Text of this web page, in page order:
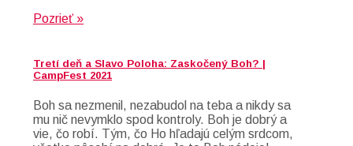
Pozrieť »
Tretí deň a Slavo Poloha: Zaskočený Boh? |
CampFest 2021
Boh sa nezmenil, nezabudol na teba a nikdy sa
mu nič nevymklo spod kontroly. Boh je dobrý a
vie, čo robí. Tým, čo Ho hľadajú celým srdcom,